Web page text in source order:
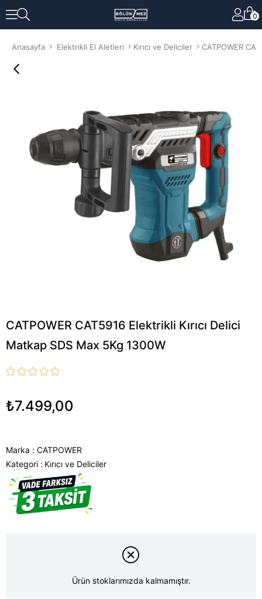
0
Anasayfa Elektrikli El Aletleri Kırıcı ve Deliciler
CATPOWER CAT5916 Elektrikli Kırıcı Delici
Matkap SDS Max 5Kg 1300W
₺7.499,00
Marka : CATPOWER
Kategori : Kırıcı ve Deliciler
Ürün stoklarımızda kalmamıştır.